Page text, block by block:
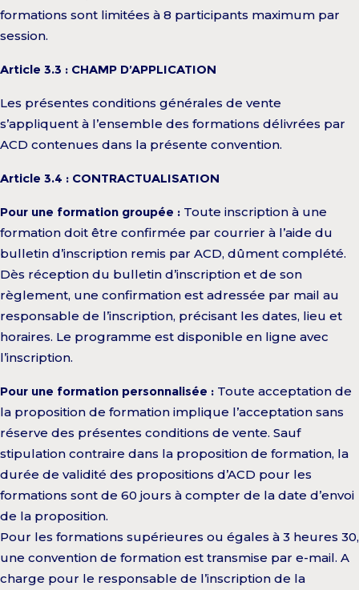
formations sont limitées à 8 participants maximum par
session.
Article 3.3 : CHAMP D’APPLICATION
Les présentes conditions générales de vente
s’appliquent à l’ensemble des formations délivrées par
ACD contenues dans la présente convention.
Article 3.4 : CONTRACTUALISATION
Pour une formation groupée : Toute inscription à une
formation doit être confirmée par courrier à l’aide du
bulletin d’inscription remis par ACD, dûment complété.
Dès réception du bulletin d’inscription et de son
règlement, une confirmation est adressée par mail au
responsable de l’inscription, précisant les dates, lieu et
horaires. Le programme est disponible en ligne avec
l’inscription.
Pour une formation personnalisée : Toute acceptation de
la proposition de formation implique l’acceptation sans
réserve des présentes conditions de vente. Sauf
stipulation contraire dans la proposition de formation, la
durée de validité des propositions d’ACD pour les
formations sont de 60 jours à compter de la date d’envoi
de la proposition.
Pour les formations supérieures ou égales à 3 heures 30,
une convention de formation est transmise par e-mail. A
charge pour le responsable de l’inscription de la